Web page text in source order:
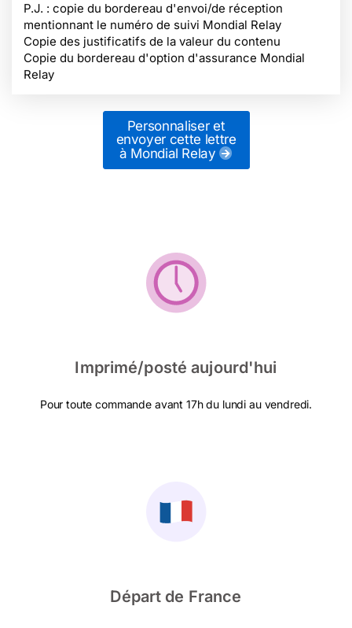
P.J. : copie du bordereau d'envoi/de réception
mentionnant le numéro de suivi Mondial Relay
Copie des justificatifs de la valeur du contenu
Copie du bordereau d'option d'assurance Mondial
Relay
Personnaliser et
envoyer cette lettre
à Mondial Relay
Imprimé/posté aujourd'hui
Pour toute commande avant 17h du lundi au vendredi.
Départ de France